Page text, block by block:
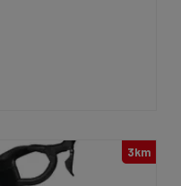
3km